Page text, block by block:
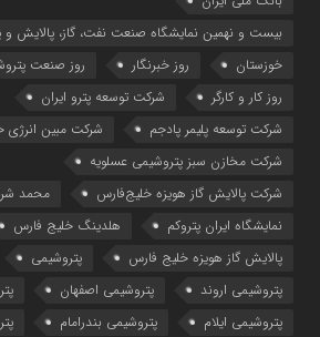
بیست و نهمین نمایشگاه صنعت نفت، گاز، پالایش و
خوزستان
روز خبرنگار
روز صنعت
روز کار و کارگر
شركت توسعه پترو ایران
شرکت توسعه پلیمر پادجم
شرکت مبین انرژی
شرکت مخازن سبز پتروشیمی عسلویه
شرکت پالایش گاز هویزه خلیج‌فارس
محمد
نمایشگاه ایران پتروکم
هلدینگ خلیج فارس
پالایش گاز هویزه خلیج فارس
پتروشیمی
پتروشیمی اروند
پتروشیمی اصفهان
پتروشیمی ایلام
پتروشیمی بندرامام